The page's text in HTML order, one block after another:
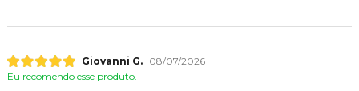
Giovanni G.
08/07/2026
Eu recomendo esse produto.